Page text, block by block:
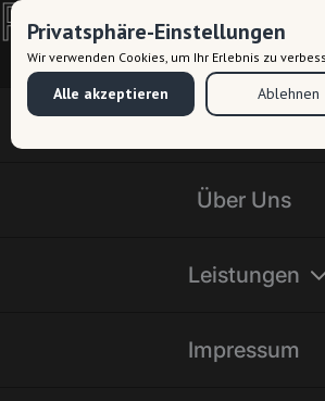
Start
Über Uns
Leistungen
Impressum
Privatsphäre-Einstellungen
Wir verwenden Cookies, um Ihr Erlebnis zu
Alle akzeptieren Ablehnen